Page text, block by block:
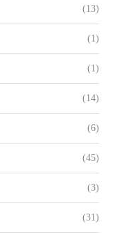
(13)
(1)
(1)
(14)
(6)
(45)
(3)
(31)